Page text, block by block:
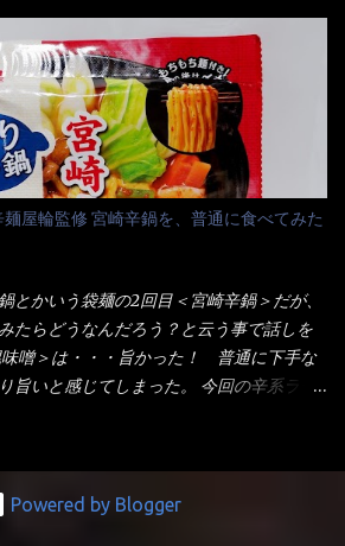
カップ内に対流が起こり、表層が泡立っ
のが、ホワイトカップ丼型です。 こちら
同時に、スープも満遍なく全体に行き渡
させ、具とスープは最後に移すとこうな
はないか！ やはり一部粉末スープが縦型
たので、ぜーんぶ箸等で落としてホワイ
見ると、カップヌードルとしては太く平
古タンメン中本の麺 蒙古タンメンの方
すが麺の厚みがあるような・・・ 食感
感じは同じ。 湯に戻りやすい特性が強
状態は・・・ ■カップヌードル激辛味噌 ■
どちらも箸で持ち上げた感じは、重
びたような麺と云っていいかもしれな
トレートか...
ん！（知るのが遅い） リニューアル前の
もここ数年は、カップ麺の方が話題性も
て話題性の無いのを食べても・・・しょ
話題性が無いのに、外国の人には尚更ね
ポロ一番】と云われる程だが、10年位前
それは『マルちゃん正麺』と云われる商
所俳優の役所広司を起用したCMで一躍
その後ライバルとして日清から【ラ王】
の【日清のラーメン屋さん】は、袋麺と
ン・・・ 事実ラ王は、HPでは別扱い！
と一緒くたの扱い。 袋麺はスープは粉末
？だから味は・・・イマイチ（小生感
。 正直現在のインスタント麺では、最先
！／と泣いているから・・・買いまし
しょうか！ トッピングは生憎とモヤシの
屋輪監修 宮崎辛鍋を、普通に食べてみた
とかいう袋麺の2回目＜宮崎辛鍋＞だが、
たらどうなんだろう？と云う事で話しを
噌＞は・・・旨かった！ 普通に下手な
旨いと感じてしまった。 今回の辛系ラー
辛麺屋輪をイメージした唐辛子の辛みと
鍋によく合う麺が付いて〆まで楽しめま
Powered by Blogger